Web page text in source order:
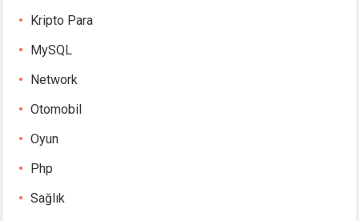
Kripto Para
MySQL
Network
Otomobil
Oyun
Php
Sağlık